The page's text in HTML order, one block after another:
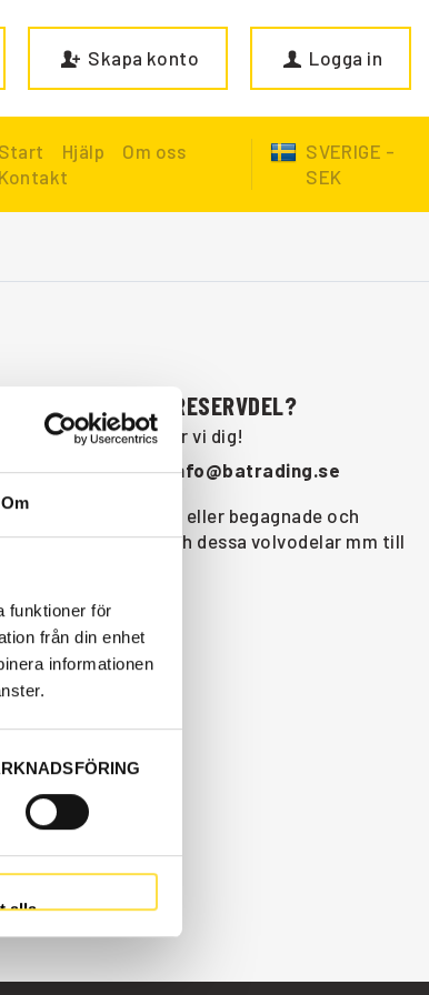
Om
funktioner för
från din enhet
informationen
alla
Skapa konto Logga in
Start Hjälp
Om oss
Kontakt
SVERIGE -
SEK
SAKNAR DU NÅGON RESERVDEL?
oss så hjälper vi dig!
(0) 152-32500
info@batrading.se
finns som nya eller begagnade och
och dessa volvodelar mm till